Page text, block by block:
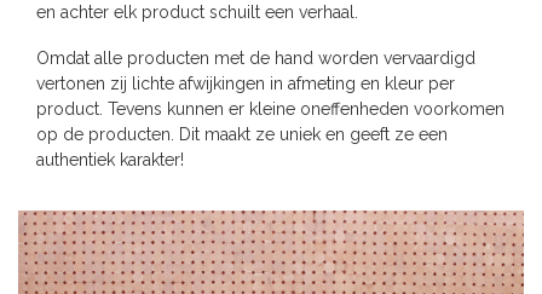
en achter elk product schuilt een verhaal.
Omdat alle producten met de hand worden vervaardigd
vertonen zij lichte afwijkingen in afmeting en kleur per
product. Tevens kunnen er kleine oneffenheden voorkomen
op de producten. Dit maakt ze uniek en geeft ze een
authentiek karakter!